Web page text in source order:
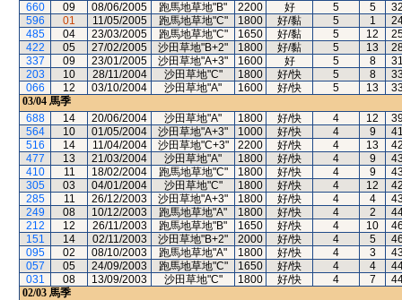
660
09 08/06/2005 跑馬地草地"B" 2200 好 5 5
596
01 11/05/2005 跑馬地草地"C" 1800 好/黏 5 1
485
04 23/03/2005 跑馬地草地"C" 1650 好/黏 5 12
422
05 27/02/2005 沙田草地"B+2" 1800 好/黏 5 13
337
09 23/01/2005 沙田草地"A+3" 1600 好 5 8
203
10 28/11/2004 沙田草地"C" 1800 好/快 5 8
066
12 03/10/2004 沙田草地"A" 1600 好/快 5 13
03/04 馬季
688
14 20/06/2004 沙田草地"A" 1800 好/快 4 12
564
10 01/05/2004 沙田草地"A+3" 1000 好/快 4 9
516
14 11/04/2004 沙田草地"C+3" 2200 好/快 4 13
477
13 21/03/2004 沙田草地"A" 1800 好/快 4 9
410
11 18/02/2004 跑馬地草地"C" 1800 好/快 4 9
305
03 04/01/2004 沙田草地"C" 1800 好/快 4 12
285
11 26/12/2003 沙田草地"A+3" 1800 好/快 4 4
249
08 10/12/2003 跑馬地草地"A" 1800 好/快 4 2
212
12 26/11/2003 跑馬地草地"B" 1650 好/快 4 10
151
14 02/11/2003 沙田草地"B+2" 2000 好/快 4 5
095
02 08/10/2003 跑馬地草地"A" 1800 好/快 4 3
057
05 24/09/2003 跑馬地草地"C" 1650 好/快 4 4
031
08 13/09/2003 沙田草地"C" 1800 好/快 4 7
02/03 馬季